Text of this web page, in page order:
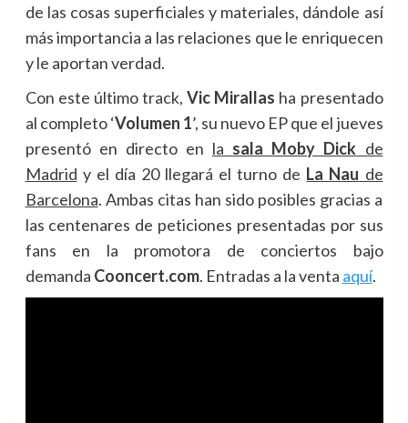
de las cosas superficiales y materiales, dándole así
más importancia a las relaciones que le enriquecen
y le aportan verdad.
Con este último track,Vic Mirallas ha presentado
al completo ‘Volumen 1’, su nuevo EP que el jueves
presentó en directo en la sala Moby Dick de
Madrid y el día 20 llegará el turno de La Nau de
Barcelona. Ambas citas han sido posibles gracias a
las centenares de peticiones presentadas por sus
fans en la promotora de conciertos bajo
demanda Cooncert.com. Entradas a la venta aquí.